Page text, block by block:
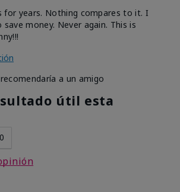
for years. Nothing compares to it. I
money. Never again. This is
recomendaría a un amigo
útil esta
0